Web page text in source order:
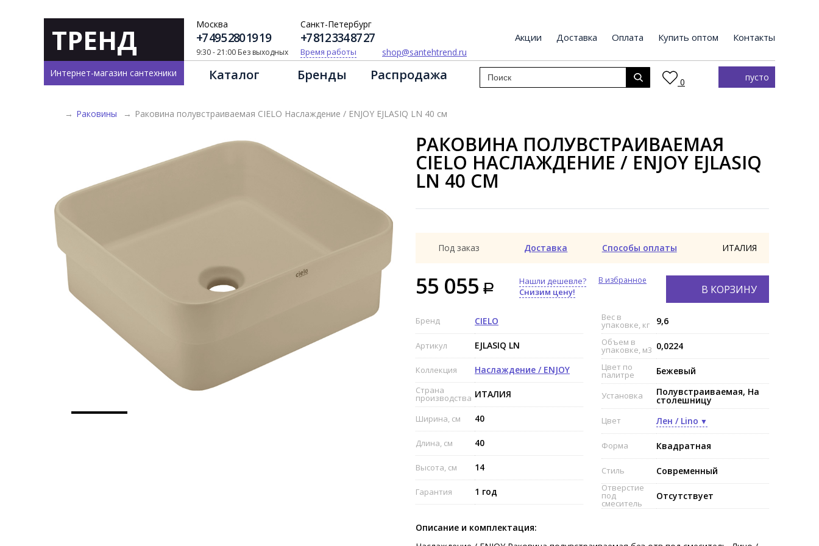
ТРЕНД
Интернет-магазин сантехники
Москва
+7 495 280 19 19
9:30 - 21:00 Без выходных
Санкт-Петербург
+7 812 334 87 27
Время работы shop@santehtrend.ru
Акции Доставка Оплата Купить оптом Контакты
Каталог Бренды Распродажа 0 пусто
→ Раковины → Раковина полувстраиваемая CIELO Наслаждение / ENJOY EJLASIQ LN 40 см
РАКОВИНА ПОЛУВСТРАИВАЕМАЯ
CIELO НАСЛАЖДЕНИЕ / ENJOY EJLASIQ
LN 40 СМ
Под заказ Доставка Способы оплаты ИТАЛИЯ
55 055
Нашли дешевле?
Снизим цену!
В избранное
В КОРЗИНУ
Бренд CIELO
Артикул EJLASIQ LN
Коллекция Наслаждение / ENJOY
Страна
производства ИТАЛИЯ
Ширина, см 40
Длина, см 40
Высота, см 14
Гарантия 1 год
Вес в
упаковке, кг 9,6
Объем в
упаковке, м3 0,0224
Цвет по
палитре Бежевый
Установка Полувстраиваемая, На
столешницу
Цвет Лен / Lino
Форма Квадратная
Стиль Современный
Отверстие
под
смеситель
Отсутствует
Описание и комплектация: